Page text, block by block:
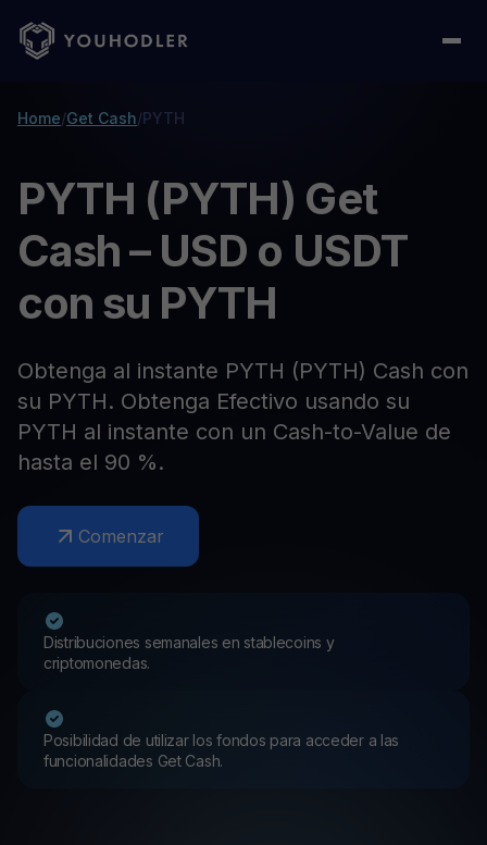
Home/Get Cash/PYTH
PYTH (PYTH) Get
Cash – USD o USDT
con su PYTH
Obtenga al instante PYTH (PYTH) Cash con
su PYTH. Obtenga Efectivo usando su
PYTH al instante con un Cash-to-Value de
hasta el 90 %.
Comenzar
Distribuciones semanales en stablecoins y
criptomonedas.
Posibilidad de utilizar los fondos para acceder a las
funcionalidades Get Cash.